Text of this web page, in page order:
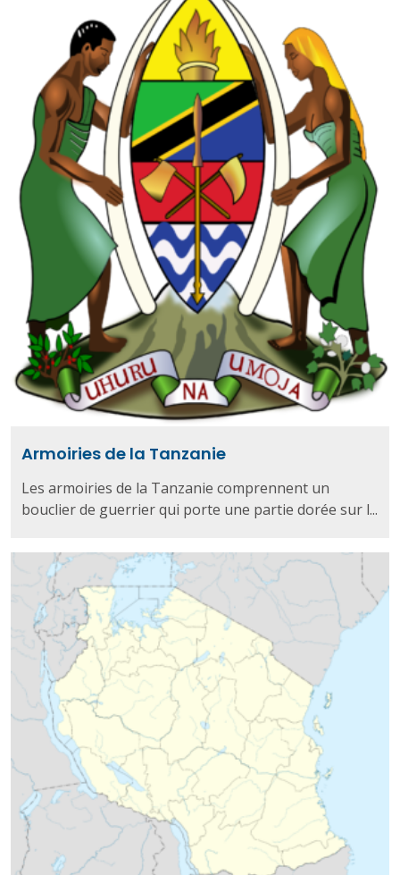
Armoiries de la Tanzanie
Les armoiries de la Tanzanie comprennent un
bouclier de guerrier qui porte une partie dorée sur l...